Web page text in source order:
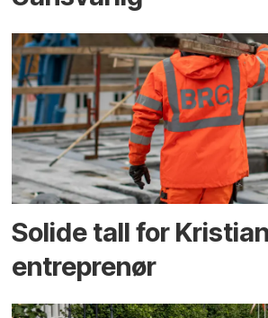
Solide tall for
entreprenør